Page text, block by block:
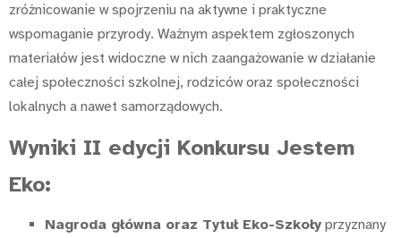
zróżnicowanie w spojrzeniu na aktywne i praktyczne
wspomaganie przyrody. Ważnym aspektem zgłoszonych
materiałów jest widoczne w nich zaangażowanie w działanie
całej społeczności szkolnej, rodziców oraz społeczności
lokalnych a nawet samorządowych.
Wyniki II edycji Konkursu Jestem
Eko:
Nagroda główna oraz Tytuł Eko-Szkoły przyznany